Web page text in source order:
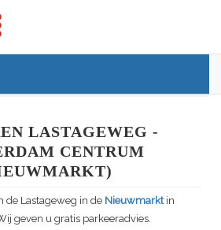
LASTAGEWEG -
CENTRUM
de Lastageweg in de Nieuwmarktin
geven u gratis parkeeradvies.